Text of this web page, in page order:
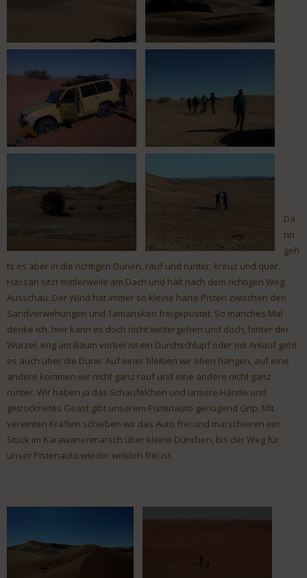
Da
nn
geh
ts es aber in die richtigen Dünen, rauf und runter, kreuz und quer.
Hassan sitzt mittlerweile am Dach und hält nach dem richtigen Weg
Ausschau. Der Wind hat immer so kleine harte Pisten zwischen den
Sandverwehungen und Tamarisken freigepustet. So manches Mal
denke ich, hier kann es doch nicht weitergehen und doch, hinter der
Wurzel, eng am Baum vorbei ist ein Durchschlupf oder mit Anlauf geht
es auch über die Düne. Auf einer bleiben wir oben hängen, auf eine
andere kommen wir nicht ganz rauf und eine andere nicht ganz
runter. Wir haben ja das Schaufelchen und unsere Hände und
getrocknetes Geäst gibt unserem Pistenauto genügend Grip. Mit
vereinten Kräften schieben wir das Auto frei und marschieren ein
Stück im Karawanenmarsch über kleine Dünchen, bis der Weg für
unser Pistenauto wieder wirklich frei ist.